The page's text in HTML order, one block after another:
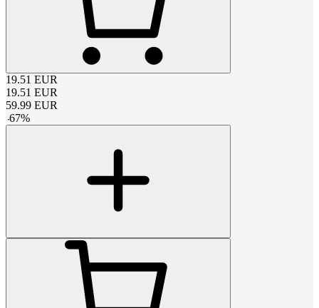
19.51 EUR
19.51 EUR
59.99 EUR
-67%